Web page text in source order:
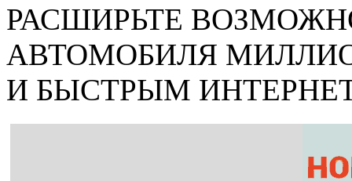
РАСШИРЬТЕ
АВТОМОБИЛЯ
И БЫСТРЫМ